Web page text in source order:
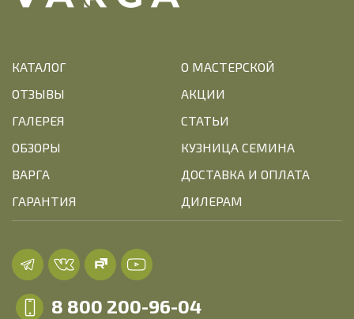
КАТАЛОГ
О МАСТЕРСКОЙ
ОТЗЫВЫ
АКЦИИ
ГАЛЕРЕЯ
СТАТЬИ
ОБЗОРЫ
КУЗНИЦА СЕМИНА
ВАРГА
ДОСТАВКА И ОПЛАТА
ГАРАНТИЯ
ДИЛЕРАМ
8 800 200-96-04